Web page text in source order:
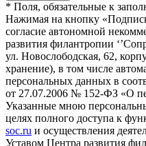
* Поля, обязательные к
Нажимая на кнопку
согласие автономной
развития филантропии
ул. Новослободская, 62,
хранение), в том числе
персональных данных в
от 27.07.2006 № 152-ФЗ «О
Указанные мною
целях полного доступа к
soc.ru и осуществления
Уставом Центра развития